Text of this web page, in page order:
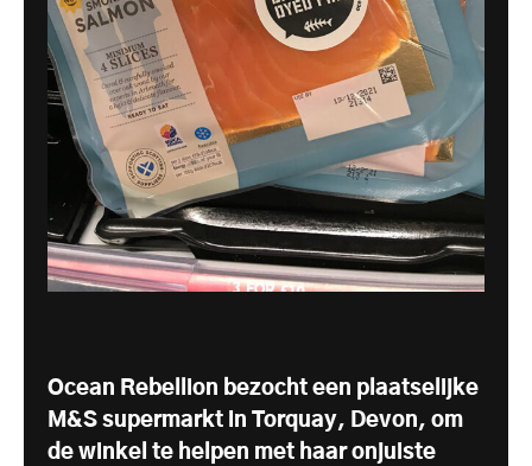
Ocean Rebellion bezocht een plaatselijke
M&S supermarkt in Torquay, Devon, om
de winkel te helpen met haar onjuiste